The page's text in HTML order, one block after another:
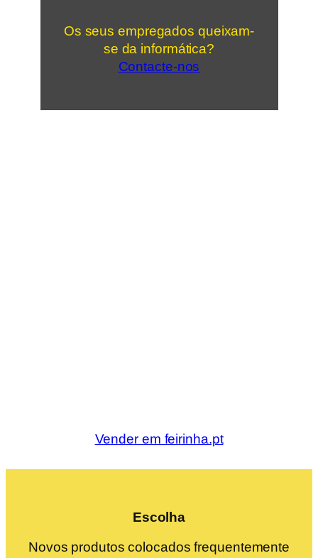
Os seus empregados queixam-
se da informática?
Contacte-nos
Vender em feirinha.pt
Escolha
Novos produtos colocados frequentemente